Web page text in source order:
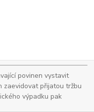
povinen vystavit
zaevidovat přijatou tržbu
výpadku pak